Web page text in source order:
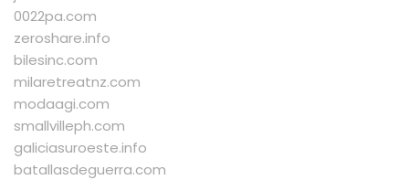
0022pa.com
zeroshare.info
bilesinc.com
milaretreatnz.com
modaagi.com
smallvilleph.com
galiciasuroeste.info
batallasdeguerra.com